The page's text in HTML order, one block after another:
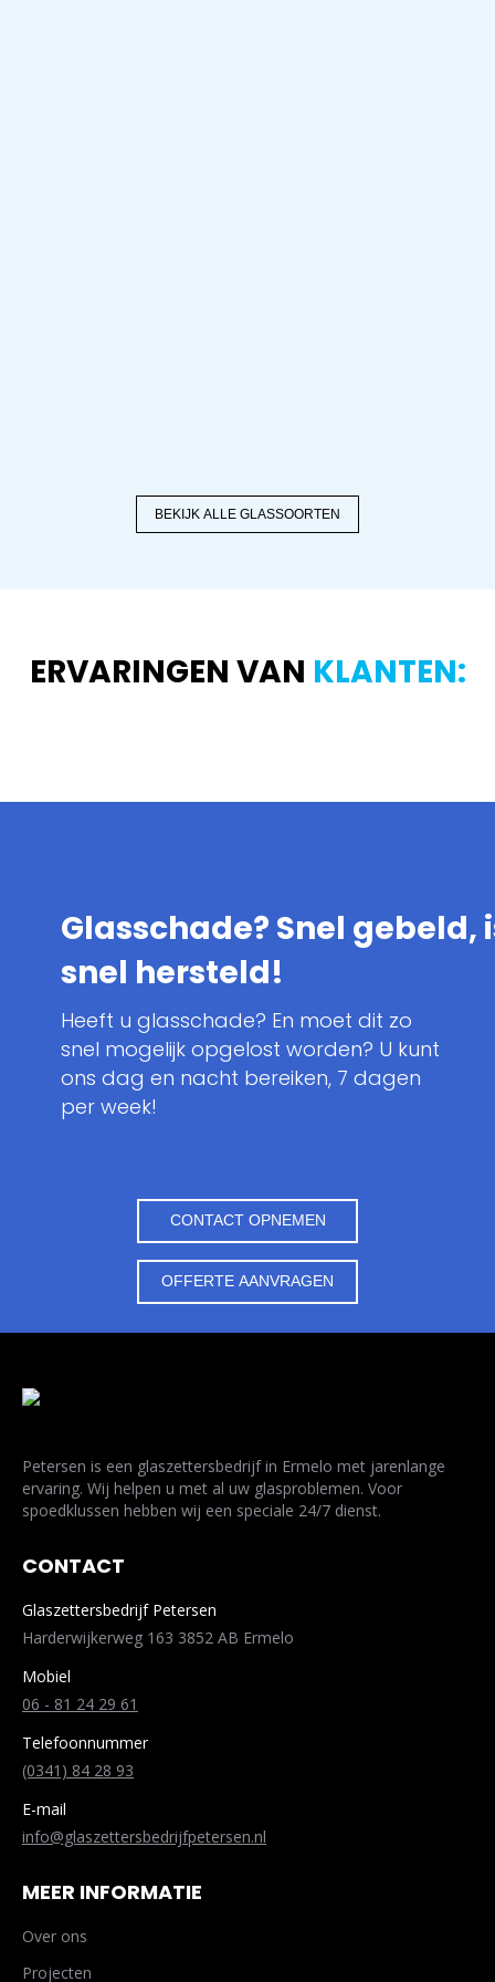
BEKIJK ALLE GLASSOORTEN
ERVARINGEN VAN KLANTEN:
Glasschade? Snel gebeld,
snel hersteld!
Heeft u glasschade? En moet dit zo
snel mogelijk opgelost worden? U kunt
ons dag en nacht bereiken, 7 dagen
per week!
CONTACT OPNEMEN
OFFERTE AANVRAGEN
Petersen is een glaszettersbedrijf in Ermelo met jarenlange
ervaring. Wij helpen u met al uw glasproblemen. Voor
spoedklussen hebben wij een speciale 24/7 dienst.
CONTACT
Glaszettersbedrijf Petersen
Harderwijkerweg 163 3852 AB Ermelo
Mobiel
06 - 81 24 29 61
Telefoonnummer
(0341) 84 28 93
E-mail
info@glaszettersbedrijfpetersen.nl
MEER INFORMATIE
Over ons
Projecten